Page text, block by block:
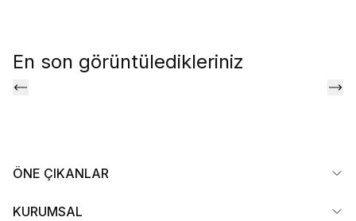
En son görüntüledikleriniz
ÖNE ÇIKANLAR
KURUMSAL